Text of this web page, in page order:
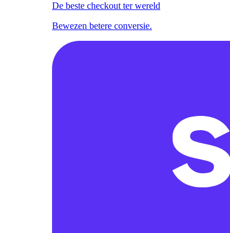
De beste checkout ter wereld
Bewezen betere conversie.